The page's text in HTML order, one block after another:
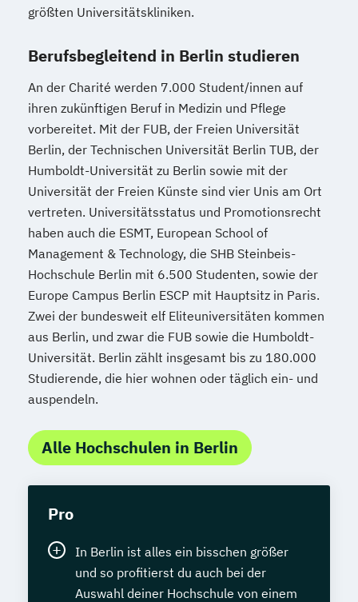
größten Universitätskliniken.
Berufsbegleitend in Berlin studieren
An der Charité werden 7.000 Student/innen auf
ihren zukünftigen Beruf in Medizin und Pflege
vorbereitet. Mit der FUB, der Freien Universität
Berlin, der Technischen Universität Berlin TUB, der
Humboldt-Universität zu Berlin sowie mit der
Universität der Freien Künste sind vier Unis am Ort
vertreten. Universitätsstatus und Promotionsrecht
haben auch die ESMT, European School of
Management & Technology, die SHB Steinbeis-
Hochschule Berlin mit 6.500 Studenten, sowie der
Europe Campus Berlin ESCP mit Hauptsitz in Paris.
Zwei der bundesweit elf Eliteuniversitäten kommen
aus Berlin, und zwar die FUB sowie die Humboldt-
Universität. Berlin zählt insgesamt bis zu 180.000
Studierende, die hier wohnen oder täglich ein- und
auspendeln.
Alle Hochschulen in Berlin
Pro
In Berlin ist alles ein bisschen größer
und so profitierst du auch bei der
Auswahl deiner Hochschule von einem